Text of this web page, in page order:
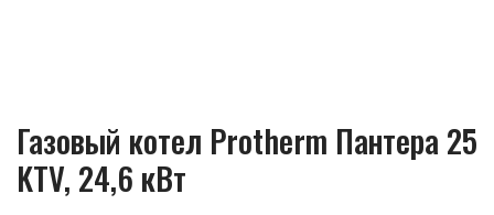
Газовый котел Protherm Пантера 25
KTV, 24,6 кВт